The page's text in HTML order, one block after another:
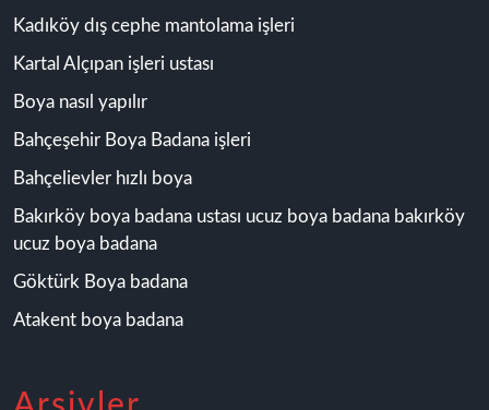
Kadıköy dış cephe mantolama işleri
Kartal Alçıpan işleri ustası
Boya nasıl yapılır
Bahçeşehir Boya Badana işleri
Bahçelievler hızlı boya
Bakırköy boya badana ustası ucuz boya badana bakırköy
ucuz boya badana
Göktürk Boya badana
Atakent boya badana